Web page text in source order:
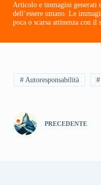
Articolo e immagini generati
dell’essere umano. Le
poca o scarsa attinenza con il
# Autoresponsabilità
PRECEDENTE